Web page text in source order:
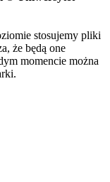
stosujemy pliki
że będą one
momencie można